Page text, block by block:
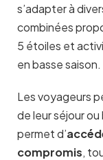
s’adapter à
combinées
5 étoiles et
en basse saison.
Les voyageurs
de leur séjour
permet d’
compromis,